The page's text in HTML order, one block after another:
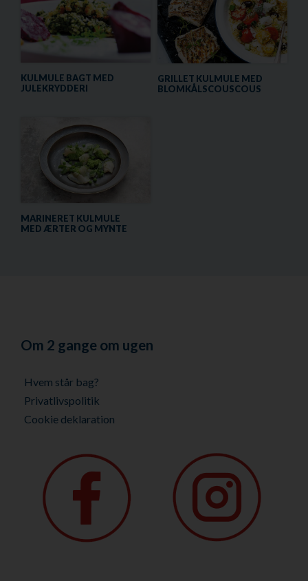
KULMULE BAGT MED
JULEKRYDDERI
GRILLET KULMULE MED
BLOMKÅLSCOUSCOUS
MARINERET KULMULE
MED ÆRTER OG MYNTE
Om 2 gange om ugen
Hvem står bag?
Privatlivspolitik
Cookie deklaration